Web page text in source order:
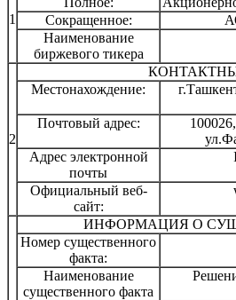
1
Сокращенное:
Наименование
биржевого тикера
2
Местонахождение:
Почтовый адрес:
Адрес электронной
почты
Официальный веб-
сайт:
ИНФОРМАЦИЯ О
Номер существенного
факта:
Наименование
существенного факта